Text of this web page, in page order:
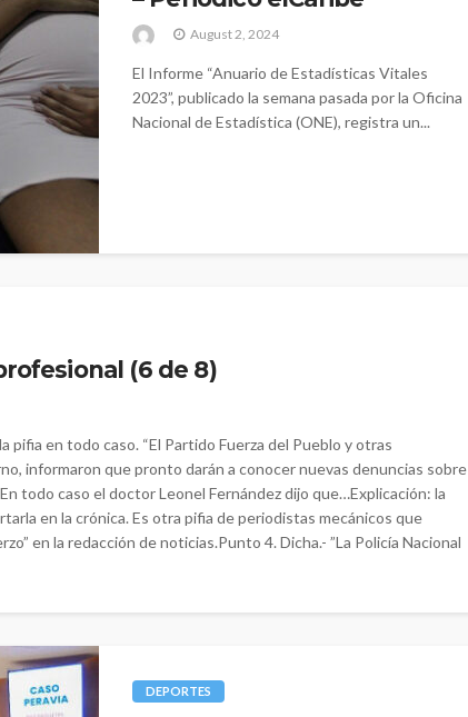
August 2, 2024
El Informe “Anuario de Estadísticas Vitales
2023”, publicado la semana pasada por la Oficina
Nacional de Estadística (ONE), registra un...
(6 de 8)
pifia en todo caso. “El Partido Fuerza del Pueblo y otras
informaron que pronto darán a conocer nuevas denuncias sobre
todo caso el doctor Leonel Fernández dijo que…Explicación: la
en la crónica. Es otra pifia de periodistas mecánicos que
en la redacción de noticias.Punto 4. Dicha.- ”La Policía Nacional
DEPORTES